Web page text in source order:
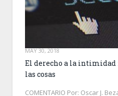
MAY 30, 2018
El derecho a la
las cosas
COMENTARIO Por: Oscar J.